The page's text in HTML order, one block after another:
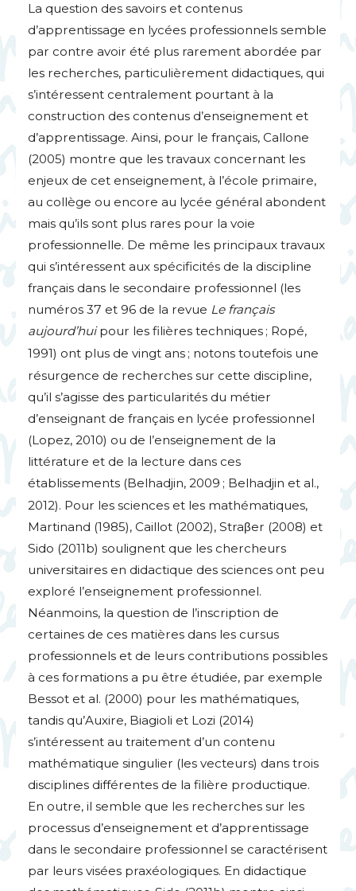
La question des savoirs et contenus
d’apprentissage en lycées professionnels semble
par contre avoir été plus rarement abordée par
les recherches, particulièrement didactiques, qui
s’intéressent centralement pourtant à la
construction des contenus d’enseignement et
d’apprentissage. Ainsi, pour le français, Callone
(2005) montre que les travaux concernant les
enjeux de cet enseignement, à l’école primaire,
au collège ou encore au lycée général abondent
mais qu’ils sont plus rares pour la voie
professionnelle. De même les principaux travaux
qui s’intéressent aux spécificités de la discipline
français dans le secondaire professionnel (les
numéros 37 et 96 de la revue Le français
aujourd’huipour les filières techniques ; Ropé,
1991) ont plus de vingt ans ; notons toutefois une
résurgence de recherches sur cette discipline,
qu’il s’agisse des particularités du métier
d’enseignant de français en lycée professionnel
(Lopez, 2010) ou de l’enseignement de la
littérature et de la lecture dans ces
établissements (Belhadjin, 2009 ; Belhadjin et al.,
2012). Pour les sciences et les mathématiques,
Martinand (1985), Caillot (2002), Straβer (2008) et
Sido (2011b) soulignent que les chercheurs
universitaires en didactique des sciences ont peu
exploré l’enseignement professionnel.
Néanmoins, la question de l’inscription de
certaines de ces matières dans les cursus
professionnels et de leurs contributions possibles
à ces formations a pu être étudiée, par exemple
Bessot et al. (2000) pour les mathématiques,
tandis qu’Auxire, Biagioli et Lozi (2014)
s’intéressent au traitement d’un contenu
mathématique singulier (les vecteurs) dans trois
disciplines différentes de la filière productique.
En outre, il semble que les recherches sur les
processus d’enseignement et d’apprentissage
dans le secondaire professionnel se caractérisent
par leurs visées praxéologiques. En didactique